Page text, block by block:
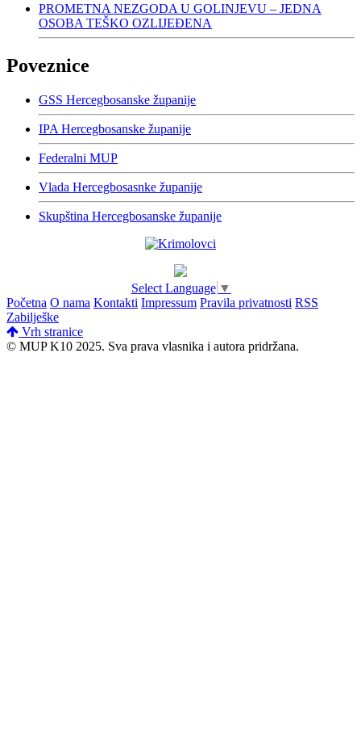
PROMETNA NEZGODA U GOLINJEVU – JEDNA
OSOBA TEŠKO OZLIJEĐENA
Poveznice
GSS Hercegbosanske županije
IPA Hercegbosanske županije
Federalni MUP
Vlada Hercegbosasnke županije
Skupština Hercegbosanske županije
Select Language ▼
Početna O nama Kontakti Impressum Pravila privatnosti RSS
Zabilješke
Vrh stranice
© MUP K10 2025. Sva prava vlasnika i autora pridržana.